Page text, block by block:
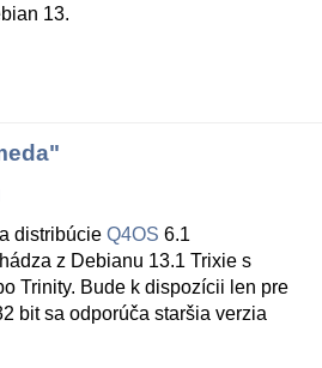
13.
distribúcie Q4OS 6.1
z Debianu 13.1 Trixie s
Trinity. Bude k dispozícii len pre
bit sa odporúča staršia verzia